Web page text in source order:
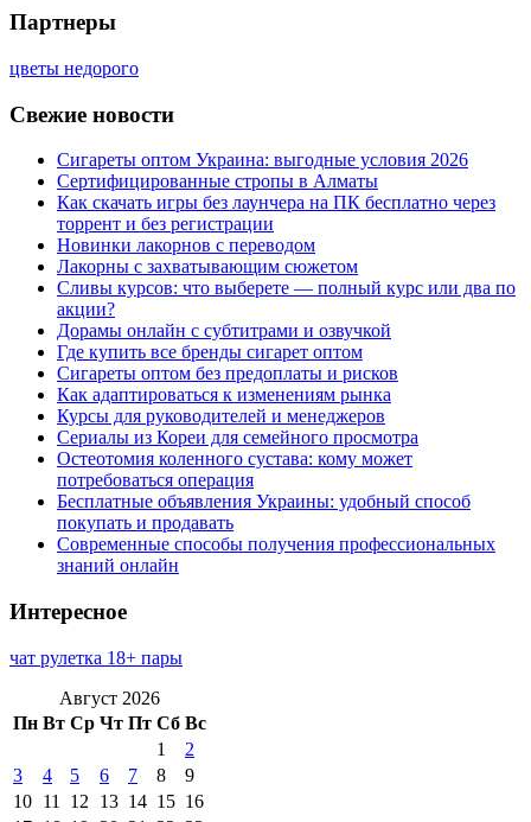
Партнеры
цветы недорого
Свежие новости
Сигареты оптом Украина: выгодные условия 2026
Сертифицированные стропы в Алматы
Как скачать игры без лаунчера на ПК бесплатно через
торрент и без регистрации
Новинки лакорнов с переводом
Лакорны с захватывающим сюжетом
Сливы курсов: что выберете — полный курс или два по
акции?
Дорамы онлайн с субтитрами и озвучкой
Где купить все бренды сигарет оптом
Сигареты оптом без предоплаты и рисков
Как адаптироваться к изменениям рынка
Курсы для руководителей и менеджеров
Сериалы из Кореи для семейного просмотра
Остеотомия коленного сустава: кому может
потребоваться операция
Бесплатные объявления Украины: удобный способ
покупать и продавать
Современные способы получения профессиональных
знаний онлайн
Интересное
чат рулетка 18+ пары
Август 2026
Пн Вт Ср Чт Пт Сб Вс
1
2
3
4 5 6 7 8
9
10 11 12 13 14 15 16